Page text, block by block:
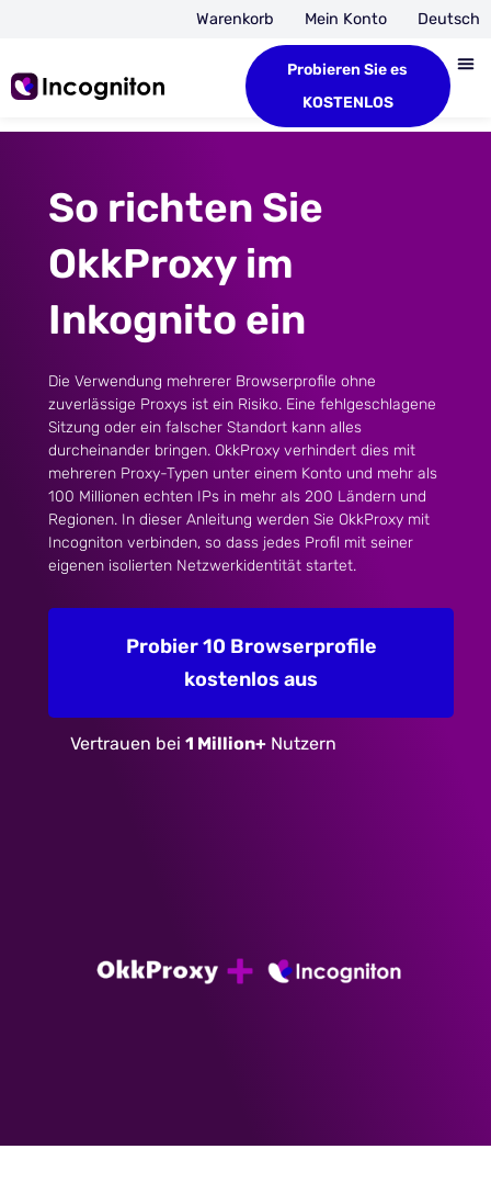
Warenkorb Mein Konto Deutsch
Probieren Sie es
KOSTENLOS
So richten Sie
OkkProxy im
Inkognito ein
Die Verwendung mehrerer Browserprofile ohne
zuverlässige Proxys ist ein Risiko. Eine fehlgeschlagene
Sitzung oder ein falscher Standort kann alles
durcheinander bringen. OkkProxy verhindert dies mit
mehreren Proxy-Typen unter einem Konto und mehr als
100 Millionen echten IPs in mehr als 200 Ländern und
Regionen. In dieser Anleitung werden Sie OkkProxy mit
Incogniton verbinden, so dass jedes Profil mit seiner
eigenen isolierten Netzwerkidentität startet.
Probier 10 Browserprofile
kostenlos aus
Vertrauen bei 1 Million+ Nutzern